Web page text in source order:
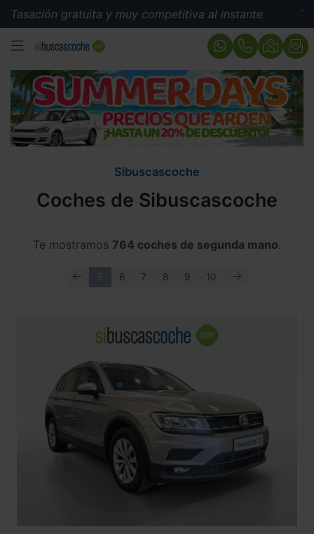
gratuita y muy competitiva al instante. Tasación
MENÚ
Sibuscascoche
Coches de Sibuscascoche
Te mostramos 764 coches de segunda mano.
ANTERIOR
5 6 7 8 9 10 SIGUIENTE